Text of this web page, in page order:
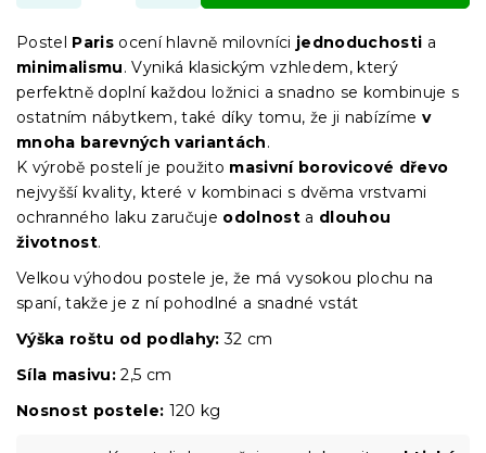
Postel Paris ocení hlavně milovníci jednoduchosti a
minimalismu. Vyniká klasickým vzhledem, který
perfektně doplní každou ložnici a snadno se kombinuje s
ostatním nábytkem, také díky tomu, že ji nabízíme v
mnoha barevných variantách.
K výrobě postelí je použito masivní borovicové dřevo
nejvyšší kvality, které v kombinaci s dvěma vrstvami
ochranného laku zaručuje odolnost a dlouhou
životnost.
Velkou výhodou postele je, že má vysokou plochu na
spaní, takže je z ní pohodlné a snadné vstát
Výška roštu od podlahy:32 cm
Síla masivu: 2,5 cm
Nosnost postele: 120 kg